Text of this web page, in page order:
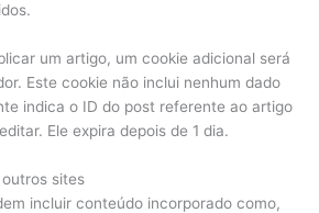
um artigo, um cookie adicional será
Este cookie não inclui nenhum dado
indica o ID do post referente ao artigo
Ele expira depois de 1 dia.
sites
incluir conteúdo incorporado como,